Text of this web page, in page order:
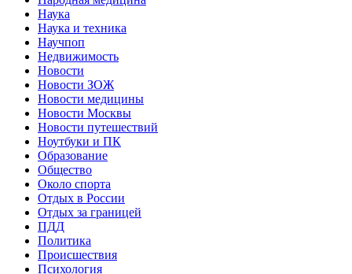
Наука
Наука и техника
Научпоп
Недвижимость
Новости
Новости ЗОЖ
Новости медицины
Новости Москвы
Новости путешествий
Ноутбуки и ПК
Образование
Общество
Около спорта
Отдых в России
Отдых за границей
ПДД
Политика
Происшествия
Психология